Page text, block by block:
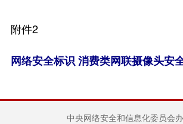
附件2
网络安全标识 消费类网联摄像头安
中央网络安全和信息化委员会